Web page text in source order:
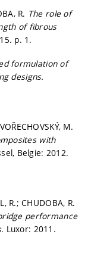
R. The role of
of fibrous
p. 1.
formulation of
designs.
M.
with
Belgie: 2012.
R.; CHUDOBA, R.
performance
Luxor: 2011.